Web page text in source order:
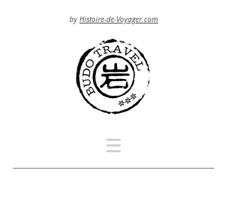
by Histoire-de-Voyager.com